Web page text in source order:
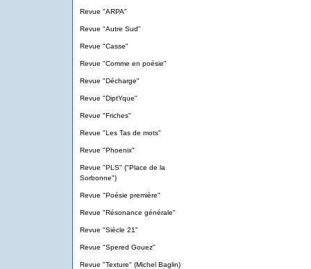
Revue "ARPA"
Revue "Autre Sud"
Revue "Casse"
Revue "Comme en poésie"
Revue "Décharge"
Revue "DiptYque"
Revue "Friches"
Revue "Les Tas de mots"
Revue "Phoenix"
Revue "PLS" ("Place de la
Sorbonne")
Revue "Poésie première"
Revue "Résonance générale"
Revue "Siècle 21"
Revue "Spered Gouez"
Revue "Texture" (Michel Baglin)